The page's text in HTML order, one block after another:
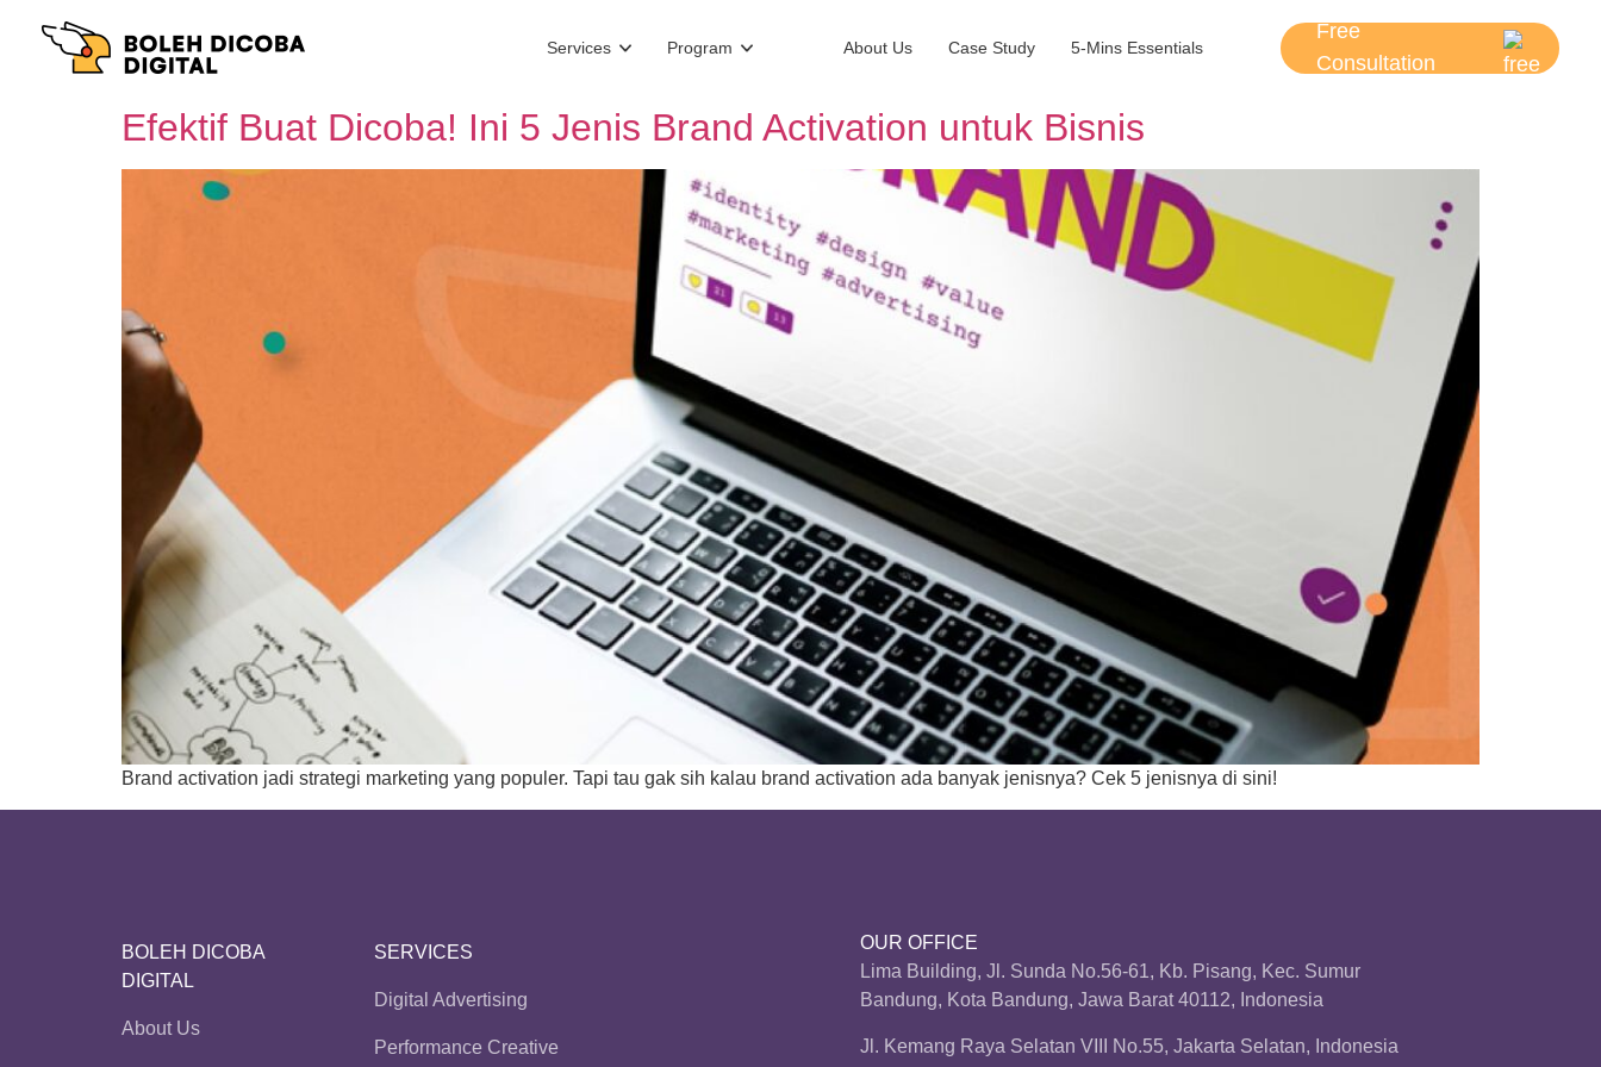
Services Program About Us Case Study 5-Mins Essentials
Free
Consultation
Efektif Buat Dicoba! Ini 5 Jenis Brand Activation untuk Bisnis
Brand activation jadi strategi marketing yang populer. Tapi tau gak sih kalau brand activation ada banyak jenisnya? Cek 5 jenisnya di sini!
BOLEH DICOBA
DIGITAL
About Us
SERVICES
Digital Advertising
Performance Creative
OUR OFFICE
Lima Building, Jl. Sunda No.56-61, Kb. Pisang, Kec. Sumur
Bandung, Kota Bandung, Jawa Barat 40112, Indonesia
Jl. Kemang Raya Selatan VIII No.55, Jakarta Selatan, Indonesia